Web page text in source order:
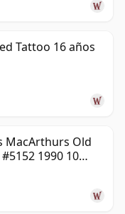
Tattoo 16 años
MacArthurs Old
1990 10